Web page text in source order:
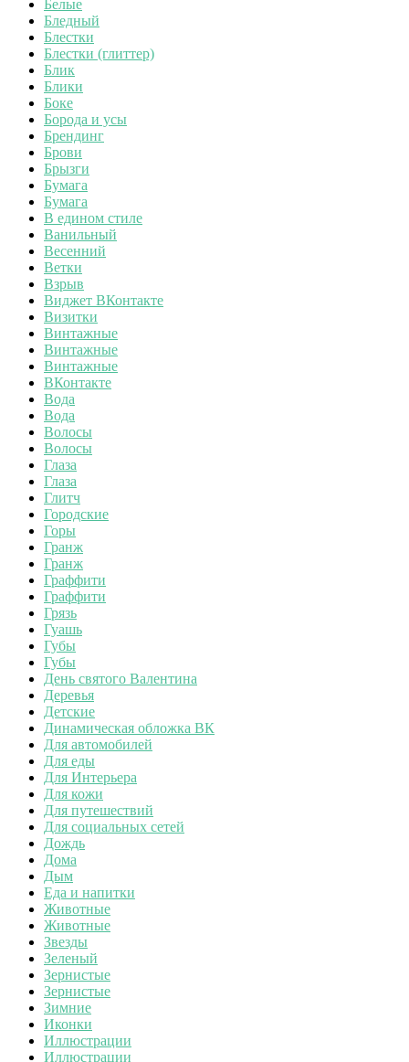
Белые
Бледный
Блестки
Блестки (глиттер)
Блик
Блики
Боке
Борода и усы
Брендинг
Брови
Брызги
Бумага
Бумага
В едином стиле
Ванильный
Весенний
Ветки
Взрыв
Виджет ВКонтакте
Визитки
Винтажные
Винтажные
Винтажные
ВКонтакте
Вода
Вода
Волосы
Волосы
Глаза
Глаза
Глитч
Городские
Горы
Гранж
Гранж
Граффити
Граффити
Грязь
Гуашь
Губы
Губы
День святого Валентина
Деревья
Детские
Динамическая обложка ВК
Для автомобилей
Для еды
Для Интерьера
Для кожи
Для путешествий
Для социальных сетей
Дождь
Дома
Дым
Еда и напитки
Животные
Животные
Звезды
Зеленый
Зернистые
Зернистые
Зимние
Иконки
Иллюстрации
Иллюстрации